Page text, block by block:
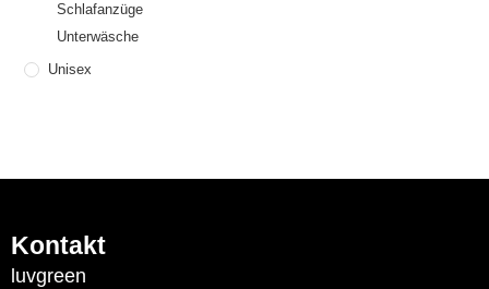
Schlafanzüge
Unterwäsche
Unisex
Kontakt
luvgreen